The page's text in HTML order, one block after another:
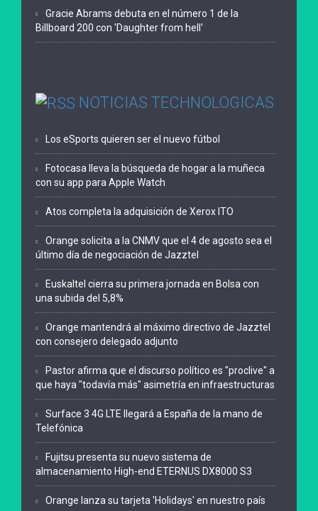
Gracie Abrams debuta en el número 1 de la
Billboard 200 con 'Daughter from hell'
NOTICIAS TECHNOLOGICAS
Los eSports quieren ser el nuevo fútbol
Fotocasa lleva la búsqueda de hogar a la muñeca
con su app para Apple Watch
Atos completa la adquisición de Xerox ITO
Orange solicita a la CNMV que el 4 de agosto sea el
último día de negociación de Jazztel
Euskaltel cierra su primera jornada en Bolsa con
una subida del 5,8%
Orange mantendrá al máximo directivo de Jazztel
con consejero delegado adjunto
Pastor afirma que el discurso político es "proclive" a
que haya "todavía más" asimetría en infraestructuras
Surface 3 4G LTE llegará a España de la mano de
Telefónica
Fujitsu presenta su nuevo sistema de
almacenamiento High-end ETERNUS DX8000 S3
Orange lanza su tarjeta 'Holidays' en nuestro país